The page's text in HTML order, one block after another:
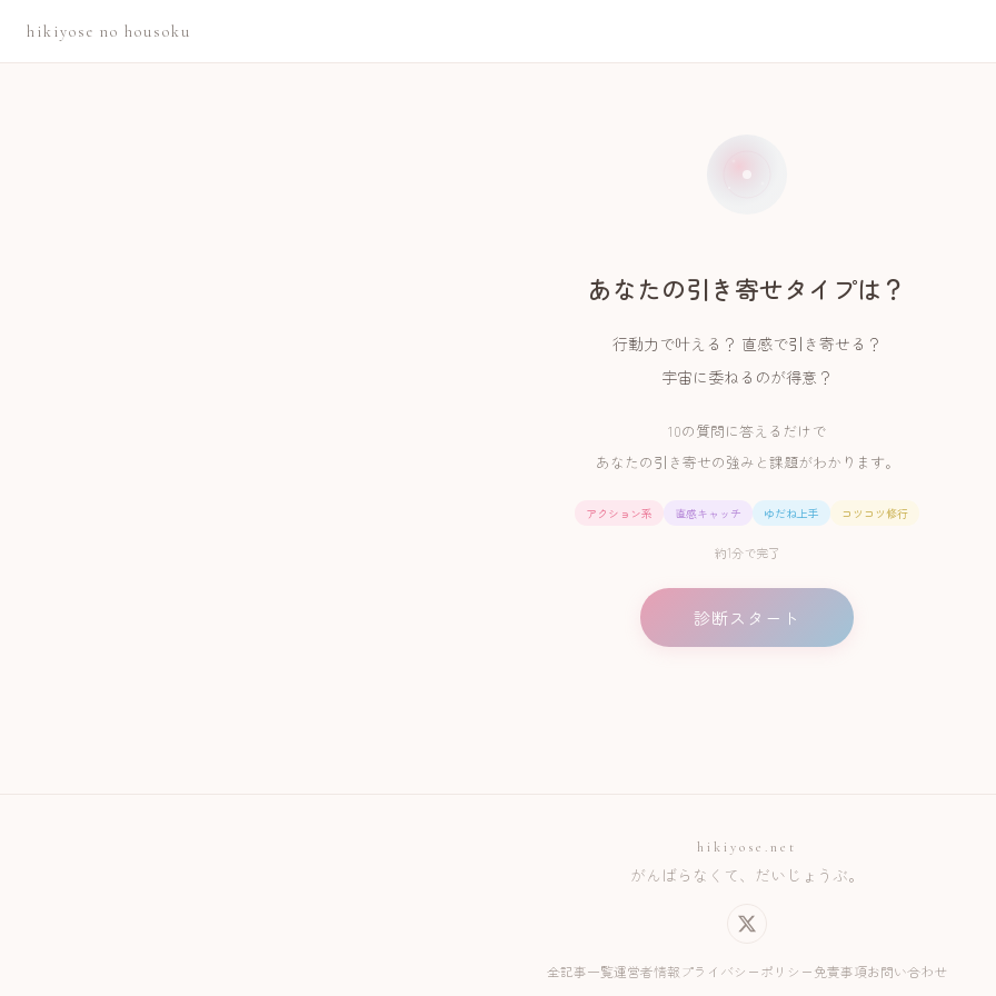
hikiyose no housoku
あなたの引き寄せタイプは？
行動力で叶える？ 直感で引き寄せる？
宇宙に委ねるのが得意？
10の質問に答えるだけで
あなたの引き寄せの強みと課題がわかります。
アクション系 直感キャッチ ゆだね上手 コツコツ修行
約1分で完了
診断スタート
hikiyose.net
がんばらなくて、だいじょうぶ。
全記事一覧運営者情報 プライバシーポリシー免責事項お問い合わせ